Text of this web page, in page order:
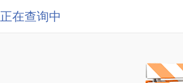
正在查询中